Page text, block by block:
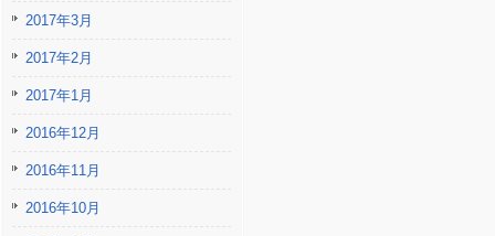
2017年3月
2017年2月
2017年1月
2016年12月
2016年11月
2016年10月